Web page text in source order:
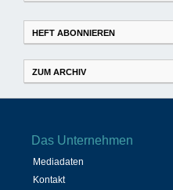
nach:
HEFT ABONNIEREN
ZUM ARCHIV
Das Unternehmen
Mediadaten
Kontakt